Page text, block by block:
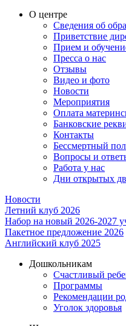
О центре
Сведения об
Приветствие
Прием и
Пресса о нас
Отзывы
Видео и фото
Новости
Мероприятия
Оплата
Банковские
Контакты
Бессмертный
Вопросы и
Работа у нас
Дни открытых
Новости
Летний клуб 2026
Набор на новый 2026-2027
Пакетное предложение 2026
Английский клуб 2025
Дошкольникам
Счастливый
Программы
Рекомендации
Уголок здоровья